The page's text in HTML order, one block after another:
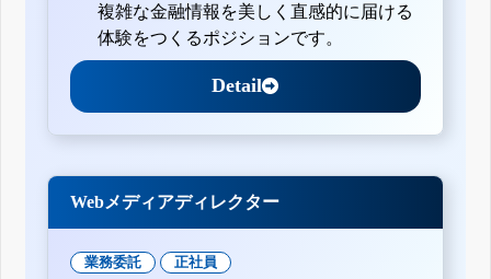
複雑な金融情報を美しく直感的に届ける
体験をつくるポジションです。
Detail
Webメディアディレクター
業務委託 正社員